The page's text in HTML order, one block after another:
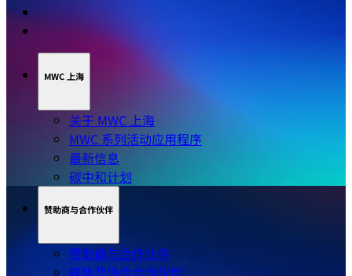
MWC 上海
关于 MWC 上海
MWC 系列活动应用程序
最新信息
碳中和计划
赞助商与合作伙伴
赞助商与合作伙伴
媒体及协会合作伙伴